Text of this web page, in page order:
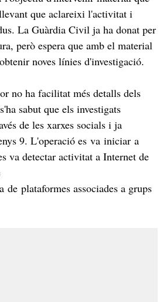
que aclareixi l'activitat i
La Guàrdia Civil ja ha donat per
però espera que amb el material
noves línies d'investigació.
no ha facilitat més detalls dels
sabut que els investigats
de les xarxes socials i ja
9. L'operació es va iniciar a
va detectar activitat a Internet de
de plataformes associades a grups